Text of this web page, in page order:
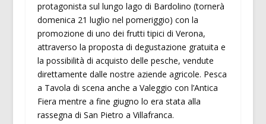
protagonista sul lungo lago di Bardolino (tornerà
domenica 21 luglio nel pomeriggio) con la
promozione di uno dei frutti tipici di Verona,
attraverso la proposta di degustazione gratuita e
la possibilità di acquisto delle pesche, vendute
direttamente dalle nostre aziende agricole. Pesca
a Tavola di scena anche a Valeggio con l’Antica
Fiera mentre a fine giugno lo era stata alla
rassegna di San Pietro a Villafranca.